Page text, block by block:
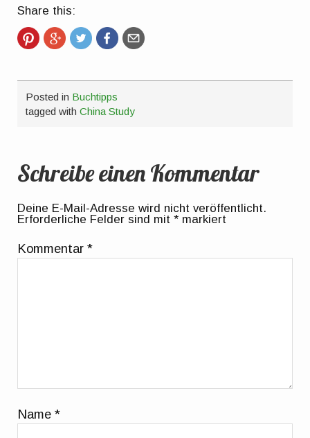
Share this:
Posted in Buchtipps
tagged withChina Study
Schreibe einen Kommentar
Deine E-Mail-Adresse wird nicht veröffentlicht.
Erforderliche Felder sind mit* markiert
Kommentar*
Name*